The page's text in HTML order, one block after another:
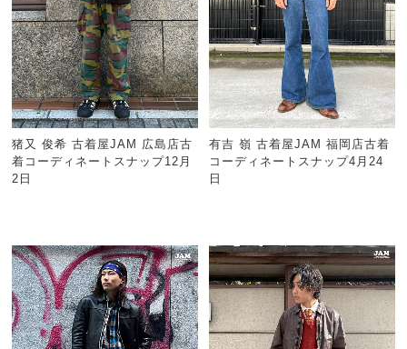
猪又 俊希 古着屋JAM 広島店古
着コーディネートスナップ12月
2日
有吉 嶺 古着屋JAM 福岡店古着
コーディネートスナップ4月24
日